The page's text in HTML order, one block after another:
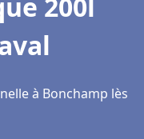
à Bonchamp lès